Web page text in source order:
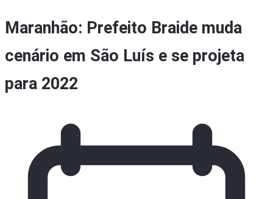
Maranhão: Prefeito Braide muda
cenário em São Luís e se projeta
para 2022